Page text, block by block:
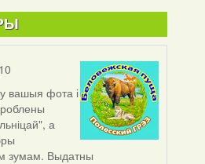
вашыя фота і
а
зумам. Выдатны